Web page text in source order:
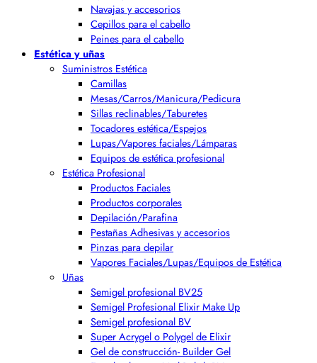
Navajas y accesorios
Cepillos para el cabello
Peines para el cabello
Estética y uñas
Suministros Estética
Camillas
Mesas/Carros/Manicura/Pedicura
Sillas reclinables/Taburetes
Tocadores estética/Espejos
Lupas/Vapores faciales/Lámparas
Equipos de estética profesional
Estética Profesional
Productos Faciales
Productos corporales
Depilación/Parafina
Pestañas Adhesivas y accesorios
Pinzas para depilar
Vapores Faciales/Lupas/Equipos de Estética
Uñas
Semigel profesional BV25
Semigel Profesional Elixir Make Up
Semigel profesional BV
Super Acrygel o Polygel de Elixir
Gel de construcción- Builder Gel